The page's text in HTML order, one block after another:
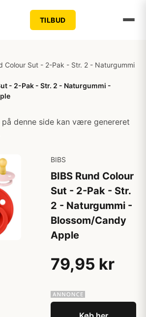
TILBUD
Colour Sut - 2-Pak - Str. 2 - Naturgummi
- 2-Pak - Str. 2 - Naturgummi -
denne side kan være genereret
BIBS
BIBS Rund Colour
Sut - 2-Pak - Str.
2 - Naturgummi -
Blossom/Candy
Apple
79,95 kr